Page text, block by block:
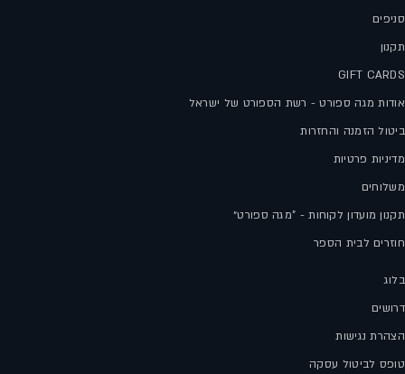
סניפים
תקנון
GIFT CARDS
אודות מגה ספורט - רשת הספורט של ישראל
ביטול הזמנה והחזרות
מדיניות פרטיות
משלוחים
תקנון מועדון לקוחות - "מגה ספורט״
חוזרים לבית הספר
בלוג
דרושים
הצהרת נגישות
טופס לביטול עסקה